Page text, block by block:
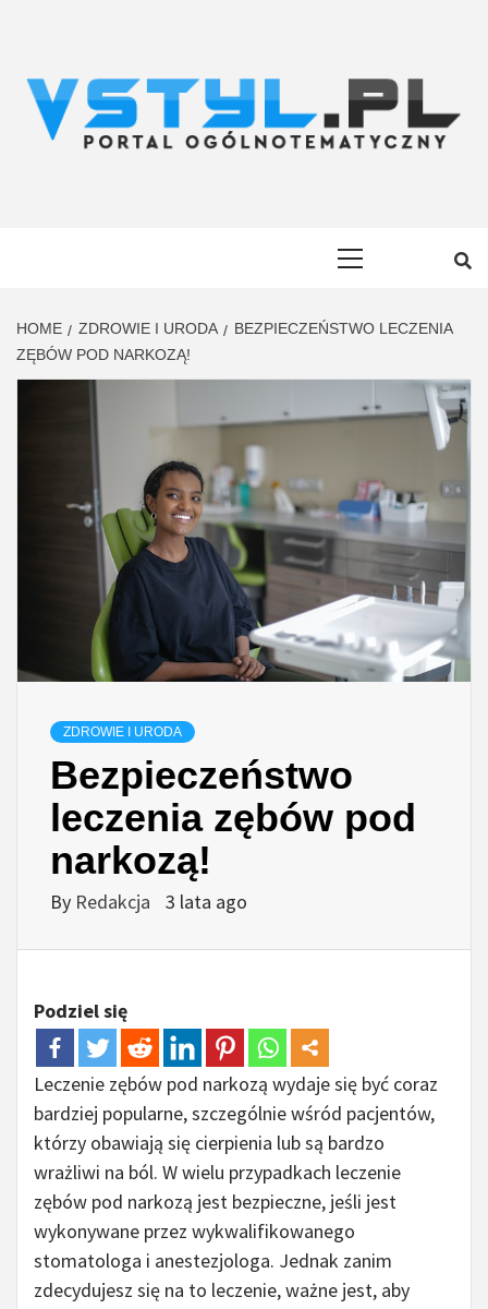
HOME ZDROWIE I URODA
BEZPIECZEŃSTWO LECZENIA
ZĘBÓW POD NARKOZĄ!
ZDROWIE I URODA
Bezpieczeństwo
leczenia zębów pod
narkozą!
By Redakcja 3 lata ago
Podziel się
Leczenie zębów pod narkozą wydaje się być coraz
bardziej popularne, szczególnie wśród pacjentów,
którzy obawiają się cierpienia lub są bardzo
wrażliwi na ból. W wielu przypadkach leczenie
zębów pod narkozą jest bezpieczne, jeśli jest
wykonywane przez wykwalifikowanego
stomatologa i anestezjologa. Jednak zanim
zdecydujesz się na to leczenie, ważne jest, aby